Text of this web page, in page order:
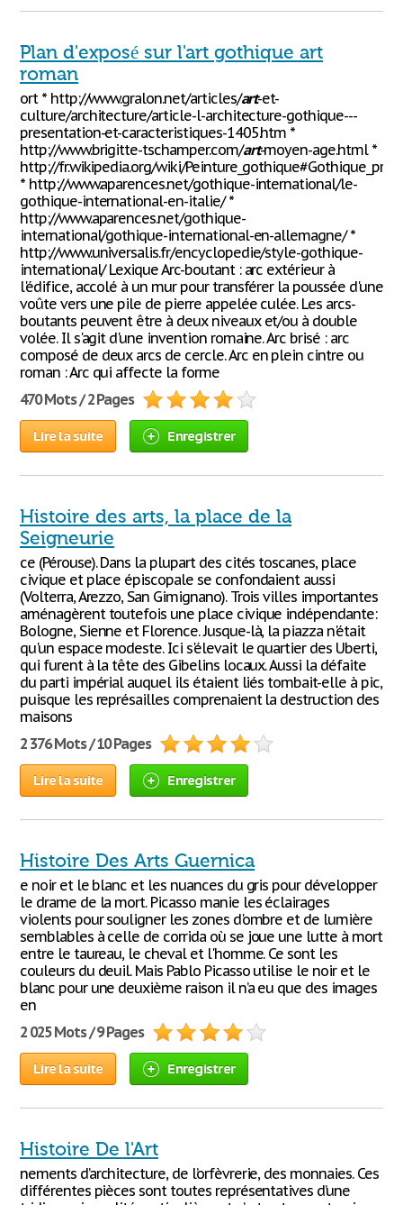
Plan d'exposé sur l'art gothique art
roman
ort * http://www.gralon.net/articles/art-et-
culture/architecture/article-l-architecture-gothique---
presentation-et-caracteristiques-1405.htm *
http://www.brigitte-tschamper.com/art-moyen-age.html *
http://fr.wikipedia.org/wiki/
* http://www.aparences.net/gothique-international/le-
gothique-international-en-italie/ *
http://www.aparences.net/gothique-
international/gothique-international-en-allemagne/ *
http://www.universalis.fr/encyclopedie/style-gothique-
international/ Lexique Arc-boutant : arc extérieur à
l'édifice, accolé à un mur pour transférer la poussée d'une
voûte vers une pile de pierre appelée culée. Les arcs-
boutants peuvent être à deux niveaux et/ou à double
volée. Il s'agit d'une invention romaine. Arc brisé : arc
composé de deux arcs de cercle. Arc en plein cintre ou
roman : Arc qui affecte la forme
470 Mots / 2 Pages
Lire la suite Enregistrer
Histoire des arts, la place de la
Seigneurie
ce (Pérouse). Dans la plupart des cités toscanes, place
civique et place épiscopale se confondaient aussi
(Volterra, Arezzo, San Gimignano). Trois villes importantes
aménagèrent toutefois une place civique indépendante:
Bologne, Sienne et Florence. Jusque-là, la piazza n'était
qu'un espace modeste. Ici s'élevait le quartier des Uberti,
qui furent à la tête des Gibelins locaux. Aussi la défaite
du parti impérial auquel ils étaient liés tombait-elle à pic,
puisque les représailles comprenaient la destruction des
maisons
2 376 Mots / 10 Pages
Lire la suite Enregistrer
Histoire Des Arts Guernica
e noir et le blanc et les nuances du gris pour développer
le drame de la mort. Picasso manie les éclairages
violents pour souligner les zones d'ombre et de lumière
semblables à celle de corrida où se joue une lutte à mort
entre le taureau, le cheval et l'homme. Ce sont les
couleurs du deuil. Mais Pablo Picasso utilise le noir et le
blanc pour une deuxième raison il n’a eu que des images
en
2 025 Mots / 9 Pages
Lire la suite Enregistrer
Histoire De l'Art
nements d’architecture, de l’orfèvrerie, des monnaies. Ces
différentes pièces sont toutes représentatives d’une